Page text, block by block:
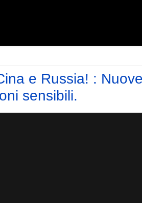
e Russia! :
sensibili.